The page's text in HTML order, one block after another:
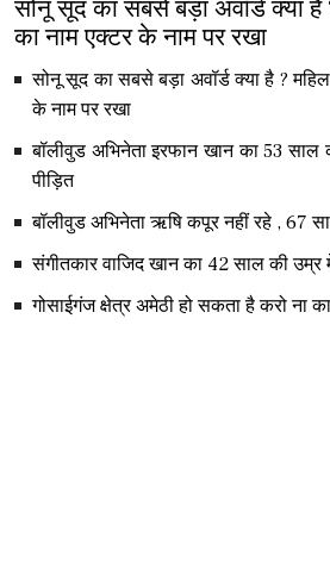
सोनू सूद का सबसे बड़ा अवॉर्ड क्या है ? महिला ने अपने बच्चे
का नाम एक्टर के नाम पर रखा
सोनू सूद का सबसे बड़ा अवॉर्ड क्या है ?
के नाम पर रखा
बॉलीवुड अभिनेता इरफान खान का 53
पीड़ित
बॉलीवुड अभिनेता ऋषि कपूर नहीं रहे , 67
संगीतकार वाजिद खान का 42 साल की उम्र
गोसाईगंज क्षेत्र अमेठी हो सकता है करो ना